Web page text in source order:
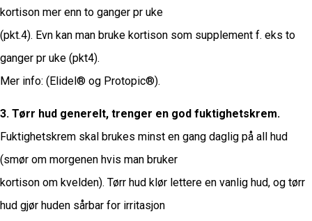
kortison mer enn to ganger pr uke
(pkt.4). Evn kan man bruke kortison som supplement f. eks to
ganger pr uke (pkt4).
Mer info: (Elidel® og Protopic®).
3. Tørr hud generelt, trenger en god fuktighetskrem.
Fuktighetskrem skal brukes minst en gang daglig på all hud
(smør om morgenen hvis man bruker
kortison om kvelden). Tørr hud klør lettere en vanlig hud, og tørr
hud gjør huden sårbar for irritasjon